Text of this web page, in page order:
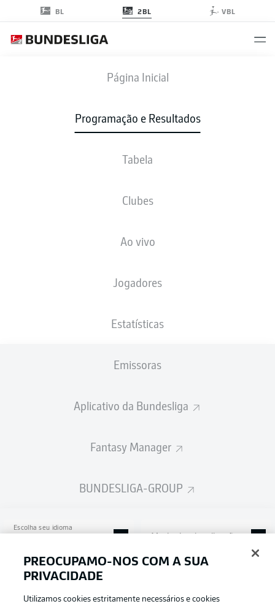
BL 2BL VBL
Página Inicial
Programação e Resultados
Tabela
Clubes
Ao vivo
Jogadores
Estatísticas
Emissoras
Aplicativo da Bundesliga
Fantasy Manager
BUNDESLIGA-GROUP
Escolha seu idioma
Login
KSC SGD
ESCALAÇÕES
sex., 18.12.2026 - dom., 20.12.2026
Publicidade
PREOCUPAMO-NOS COM A SUA
PRIVACIDADE
Utilizamos cookies estritamente necessários e cookies